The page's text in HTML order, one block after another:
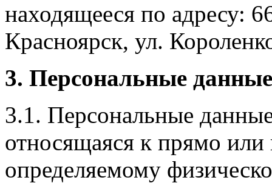
находящееся по адресу:
Красноярск, ул.
3. Персональные
3.1. Персональные
относящаяся к прямо
определяемому